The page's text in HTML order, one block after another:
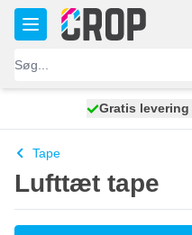
Skip to Content
Gratis levering
100 dage
Tape
Lufttæt tape